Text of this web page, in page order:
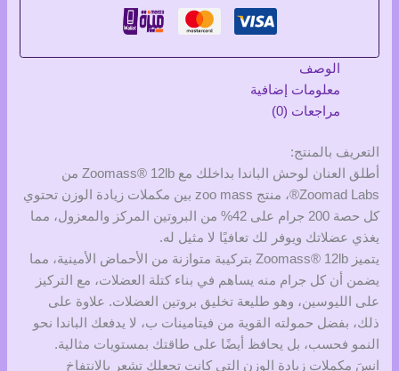
الوصف
معلومات إضافية
مراجعات (0)
التعريف بالمنتج:
أطلق العنان لوحش الباندا بداخلك مع Zoomass® 12lb من
Zoomad Labs®، منتج zoo mass بين مكملات زيادة الوزن تحتوي
كل حصة 200 جرام على 42% من البروتين المركز والمعزول، مما
يغذي عضلاتك ويوفر لك تعافيًا لا مثيل له.
يتميز Zoomass® 12lb بتركيبة متوازنة من الأحماض الأمينية، مما
يضمن أن كل جرام منه يساهم في بناء كتلة العضلات، مع التركيز
على الليوسين، وهو طليعة تخليق بروتين العضلات. علاوة على
ذلك، بفضل حمولته القوية من فيتامينات ب، لا يدفعك الباندا نحو
النمو فحسب، بل يحافظ أيضًا على طاقتك بمستويات مثالية.
انسَ مكملات زيادة الوزن التي كانت تجعلك تشعر بالانتفاخ